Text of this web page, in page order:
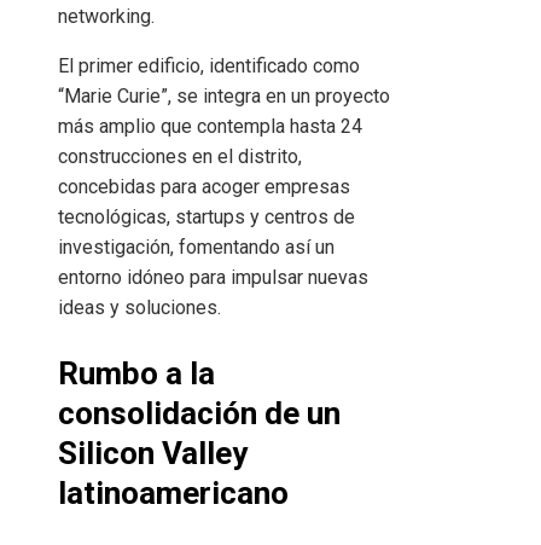
networking.
El primer edificio, identificado como
“Marie Curie”, se integra en un proyecto
más amplio que contempla hasta 24
construcciones en el distrito,
concebidas para acoger empresas
tecnológicas, startups y centros de
investigación, fomentando así un
entorno idóneo para impulsar nuevas
ideas y soluciones.
Rumbo a la
consolidación de un
Silicon Valley
latinoamericano